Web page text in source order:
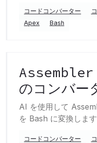
コードコンバーター
Apex
Bash
のコンバー
AI を使用して
を Bash に変換します
コードコンバーター